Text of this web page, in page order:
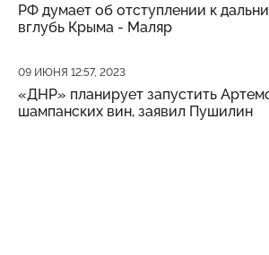
РФ думает об отступлении к
вглубь Крыма - Маляр
Дата публикации
09 ИЮНЯ 12:57, 2023
«ДНР» планирует запустить
шампанских вин, заявил Пушилин